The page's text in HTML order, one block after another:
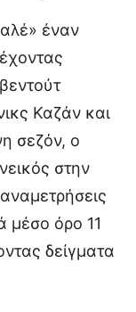
έναν
Καζάν και
σεζόν, ο
στην
μέσο όρο 11
δείγματα